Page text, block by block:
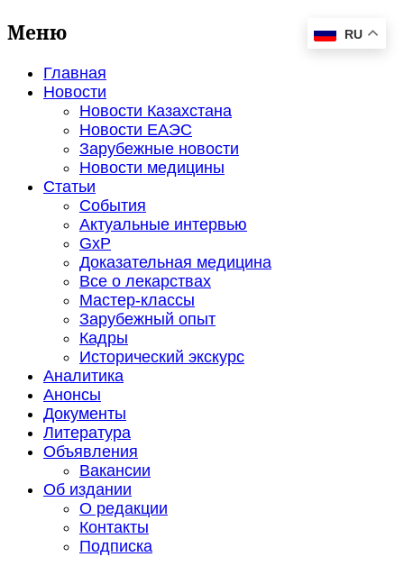
Меню
Главная
Новости
Новости Казахстана
Новости ЕАЭС
Зарубежные новости
Новости медицины
Статьи
События
Актуальные интервью
GxP
Доказательная медицина
Все о лекарствах
Мастер-классы
Зарубежный опыт
Кадры
Исторический экскурс
Аналитика
Анонсы
Документы
Литература
Объявления
Вакансии
Об издании
О редакции
Контакты
Подписка
RU